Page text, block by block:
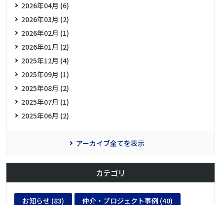
2026年04月 (6)
2026年03月 (2)
2026年02月 (1)
2026年01月 (2)
2025年12月 (4)
2025年09月 (1)
2025年08月 (2)
2025年07月 (1)
2025年06月 (2)
アーカイブ全てを表示
カテゴリ
お知らせ (83)
仲介・プロジェクト事例 (40)